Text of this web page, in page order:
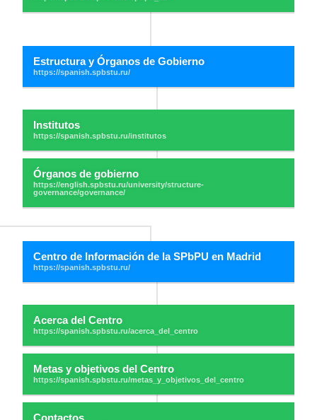
Estructura y Órganos de Gobierno
Institutos
Órganos de gobierno
Centro de Información de la SPbPU en Madrid
Acerca del Centro
Metas y objetivos del Centro
Contactos